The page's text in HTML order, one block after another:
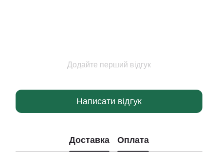
Додайте перший відгук
Написати відгук
Доставка Оплата